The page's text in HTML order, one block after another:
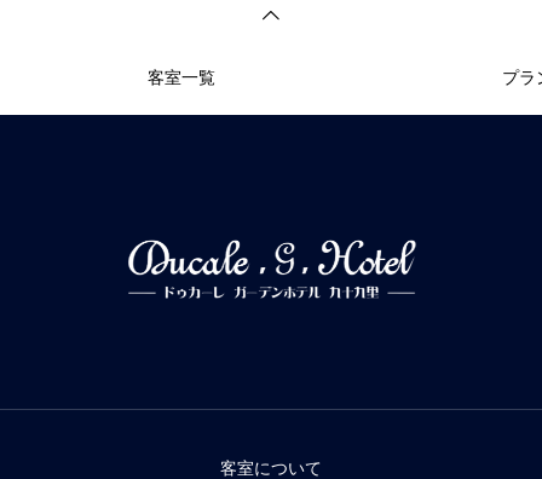
客室一覧 プラ
客室について